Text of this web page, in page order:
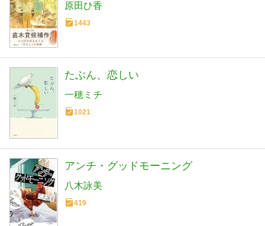
原田ひ香
1443
たぶん、恋しい
一穂ミチ
1021
アンチ・グッドモーニング
八木詠美
419